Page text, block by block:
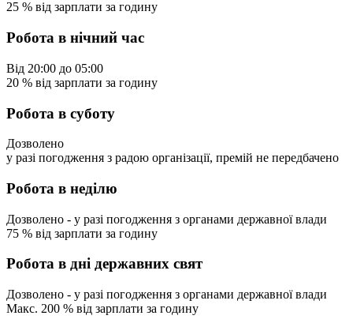
25 % від зарплати за годину
Робота в нічний час
Від 20:00 до 05:00
20 % від зарплати за годину
Робота в суботу
Дозволено
у разі погодження з радою організації, премій не передбачено
Робота в неділю
Дозволено - у разі погодження з органами державної влади
75 % від зарплати за годину
Робота в дні державних свят
Дозволено - у разі погодження з органами державної влади
Макс. 200 % від зарплати за годину